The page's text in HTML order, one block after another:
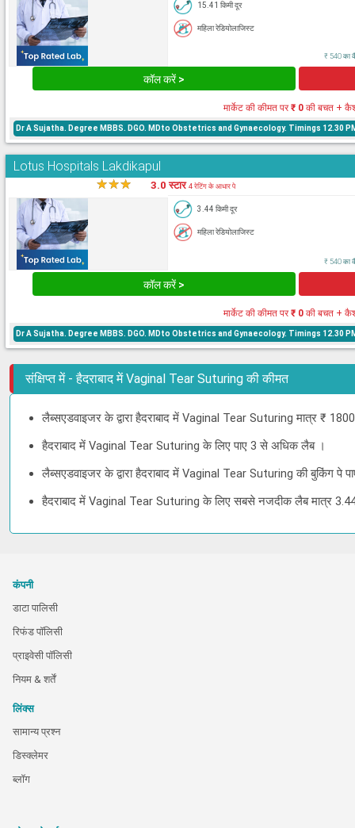
15.41 किमी दूर
महिला रेडियोलाजिस्ट
₹ 540 का
कॉल करें >
मार्केट की कीमत पर₹ 0 की बचत +
Dr A Sujatha. Degree MBBS. DGO. MDto Obstetrics and Gynaecology. Timings 12.30
Lotus Hospitals Lakdikapul
★★★ 3.0 स्टार4 रेटिंग के आधार पे
3.44 किमी दूर
महिला रेडियोलाजिस्ट
₹ 540 का
कॉल करें >
मार्केट की कीमत पर₹ 0 की बचत +
Dr A Sujatha. Degree MBBS. DGO. MDto Obstetrics and Gynaecology. Timings 12.30
संक्षिप्त में - हैदराबाद में Vaginal Tear Suturing की कीमत
लैब्सएडवाइजर के द्वारा हैदराबाद में Vaginal Tear Suturing मात्र ₹
हैदराबाद में Vaginal Tear Suturing के लिए पाए 3 से अधिक लैब ।
लैब्सएडवाइजर के द्वारा हैदराबाद में Vaginal Tear Suturing की बुकिंग पे
हैदराबाद में Vaginal Tear Suturing के लिए सबसे नजदीक लैब मात्र
कंपनी
डाटा पालिसी
रिफंड पॉलिसी
प्राइवेसी पॉलिसी
नियम & शर्तें
लिंक्स
सामान्य प्रश्न
डिस्क्लेमर
ब्लॉग